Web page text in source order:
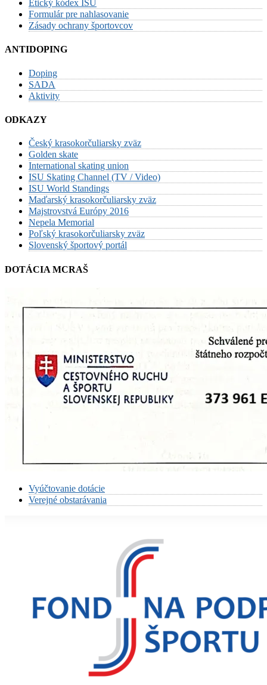
Etický kódex ISU
Formulár pre nahlasovanie
Zásady ochrany športovcov
ANTIDOPING
Doping
SADA
Aktivity
ODKAZY
Český krasokorčuliarsky zväz
Golden skate
International skating union
ISU Skating Channel (TV / Video)
ISU World Standings
Maďarský krasokorčuliarsky zväz
Majstrovstvá Európy 2016
Nepela Memorial
Poľský krasokorčuliarsky zväz
Slovenský športový portál
DOTÁCIA MCRAŠ
Vyúčtovanie dotácie
Verejné obstarávania